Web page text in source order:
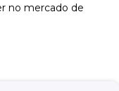
no mercado de